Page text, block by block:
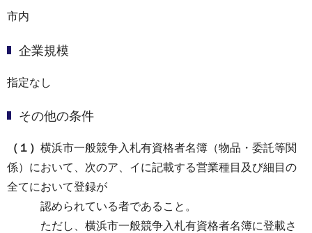
市内
企業規模
指定なし
その他の条件
（１） 横浜市一般競争入札有資格者名簿（物品・委託等関
係）において、次のア、イに記載する営業種目及び細目の
全てにおいて登録が
認められている者であること。
ただし、横浜市一般競争入札有資格者名簿に登載さ